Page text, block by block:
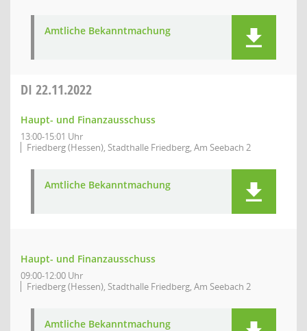
Amtliche Bekanntmachung
DI 22.11.2022
Haupt- und Finanzausschuss
13:00-15:01 Uhr
Friedberg (Hessen), Stadthalle Friedberg, Am Seebach 2
Amtliche Bekanntmachung
Haupt- und Finanzausschuss
09:00-12:00 Uhr
Friedberg (Hessen), Stadthalle Friedberg, Am Seebach 2
Amtliche Bekanntmachung